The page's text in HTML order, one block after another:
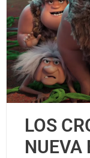
LOS
NUEVA